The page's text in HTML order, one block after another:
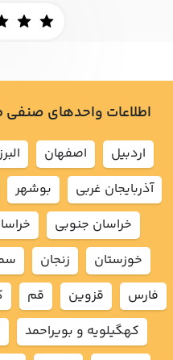
اطلاعات واحدهای
اردبيل اصفهان
آذربايجان غربي
بوشهر
خراسان جنوبي
خوزستان
زنجان
فارس
قزوين قم
كهگيلويه و بويراحمد